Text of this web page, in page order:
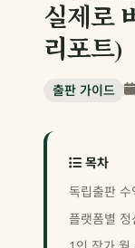
실제로
리포트)
출판 가이드
목차
독립출판 수
플랫폼별